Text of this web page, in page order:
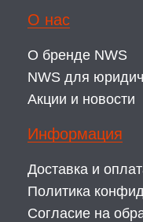
О нас
О бренде NWS
NWS для
Акции и новости
Информация
Доставка и
Политика
Согласие на